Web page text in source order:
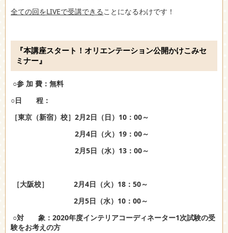
全ての回をLIVEで受講できる ことになるわけです！
『本講座スタート！オリエンテーション公開かけこみセ
ミナー』
○参 加 費：無料
○日 程：
［東京（新宿）校］2月2日（日）10：00～
2月4日（火）19：00～
2月5日（水）13：00～
［大阪校］ 2月4日（火）18：50～
2月5日（水）10：00～
○対 象：2020年度インテリアコーディネーター1次試験の受
験をお考えの方